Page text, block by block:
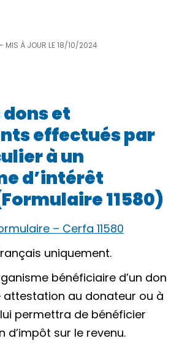
– MIS À JOUR LE18/10/2024
dons et
effectués par
à un
d’intérêt
11580)
– Cerfa 11580
uniquement.
bénéficiaire d’un don
attestation au donateur ou à
lui permettra de bénéficier
d’impôt sur le revenu.